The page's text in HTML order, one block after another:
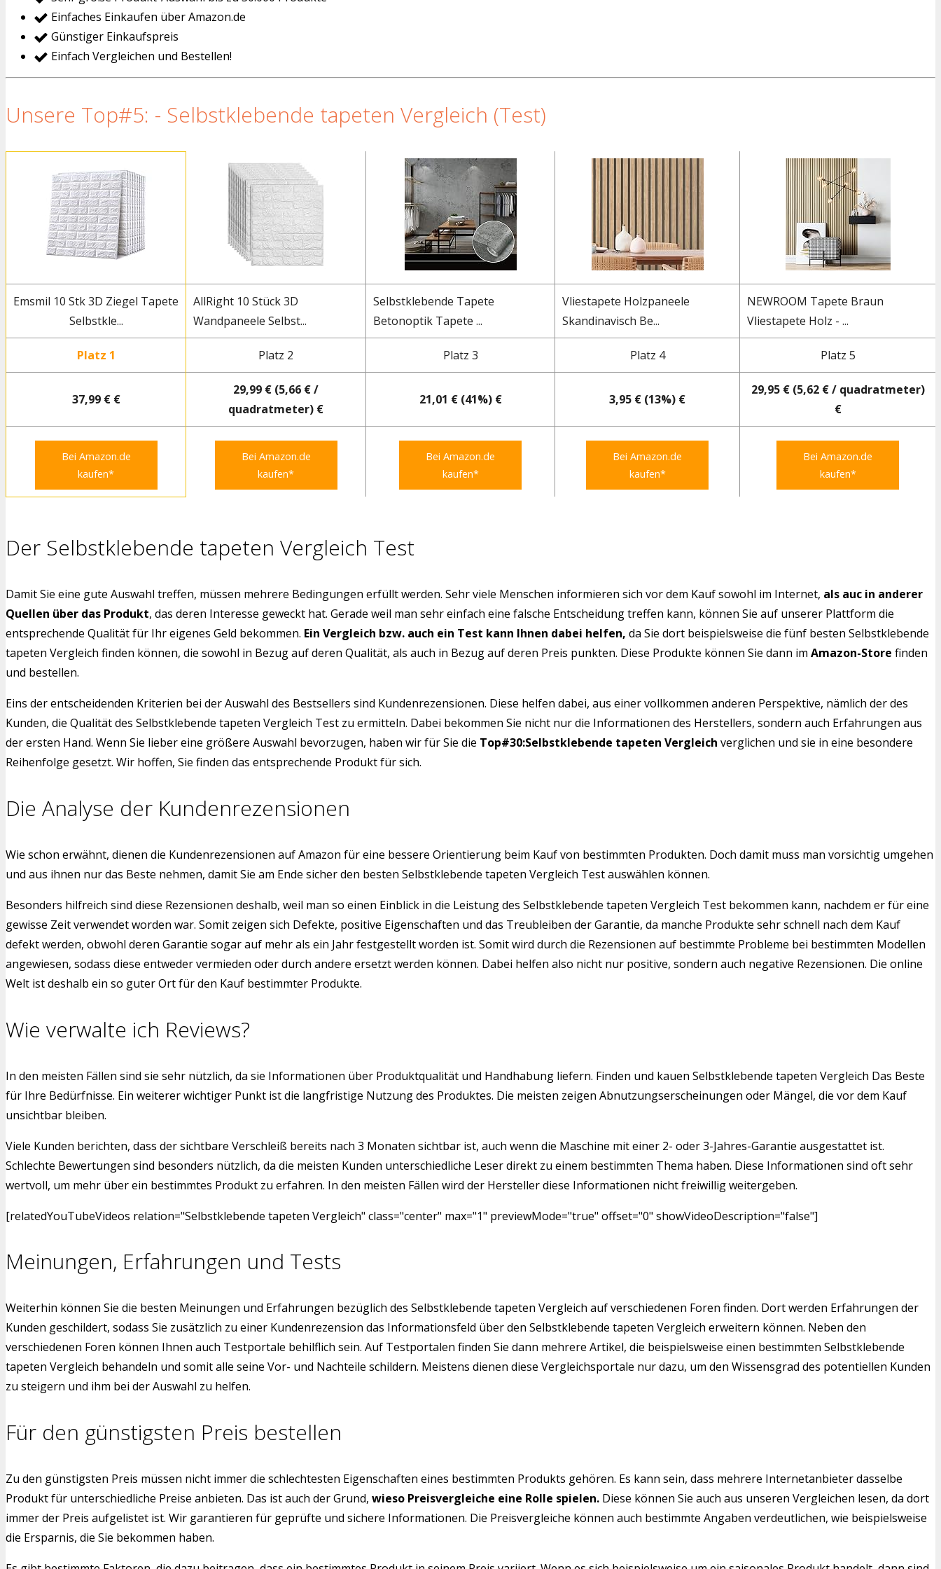
Einfaches Einkaufen über Amazon.de
Günstiger Einkaufspreis
Einfach Vergleichen und Bestellen!
Unsere Top#5: - Selbstklebende tapeten Vergleich (Test)
Emsmil 10 Stk 3D Ziegel Tapete
Selbstkle...
AllRight 10 Stück 3D
Wandpaneele Selbst...
Selbstklebende Tapete
Betonoptik Tapete ...
Vliestapete Holzpaneele
Skandinavisch Be...
NEWROOM Tapete Braun
Vliestapete Holz - ...
Platz 1 Platz 2 Platz 3 Platz 4 Platz 5
37,99 € €
29,99 € (5,66 € /
quadratmeter) €
21,01 € (41%) € 3,95 € (13%) €
29,95 € (5,62 € / quadratmeter)
€
Bei Amazon.de
kaufen*
Bei Amazon.de
kaufen*
Bei Amazon.de
kaufen*
Bei Amazon.de
kaufen*
Bei Amazon.de
kaufen*
Der Selbstklebende tapeten Vergleich Test
Damit Sie eine gute Auswahl treffen, müssen mehrere Bedingungen erfüllt werden. Sehr viele Menschen informieren sich vor dem Kauf sowohl im Internet, als auc in anderer
Quellen über das Produkt, das deren Interesse geweckt hat. Gerade weil man sehr einfach eine falsche Entscheidung treffen kann, können Sie auf unserer Plattform die
entsprechende Qualität für Ihr eigenes Geld bekommen. Ein Vergleich bzw. auch ein Test kann Ihnen dabei helfen, da Sie dort beispielsweise die fünf besten Selbstklebende
tapeten Vergleich finden können, die sowohl in Bezug auf deren Qualität, als auch in Bezug auf deren Preis punkten. Diese Produkte können Sie dann im Amazon-Store finden
und bestellen.
Eins der entscheidenden Kriterien bei der Auswahl des Bestsellers sind Kundenrezensionen. Diese helfen dabei, aus einer vollkommen anderen Perspektive, nämlich der des
Kunden, die Qualität des Selbstklebende tapeten Vergleich Test zu ermitteln. Dabei bekommen Sie nicht nur die Informationen des Herstellers, sondern auch Erfahrungen aus
der ersten Hand. Wenn Sie lieber eine größere Auswahl bevorzugen, haben wir für Sie die Top#30:Selbstklebende tapeten Vergleich verglichen und sie in eine besondere
Reihenfolge gesetzt. Wir hoffen, Sie finden das entsprechende Produkt für sich.
Die Analyse der Kundenrezensionen
Wie schon erwähnt, dienen die Kundenrezensionen auf Amazon für eine bessere Orientierung beim Kauf von bestimmten Produkten. Doch damit muss man vorsichtig umgehen
und aus ihnen nur das Beste nehmen, damit Sie am Ende sicher den besten Selbstklebende tapeten Vergleich Test auswählen können.
Besonders hilfreich sind diese Rezensionen deshalb, weil man so einen Einblick in die Leistung des Selbstklebende tapeten Vergleich Test bekommen kann, nachdem er für eine
gewisse Zeit verwendet worden war. Somit zeigen sich Defekte, positive Eigenschaften und das Treubleiben der Garantie, da manche Produkte sehr schnell nach dem Kauf
defekt werden, obwohl deren Garantie sogar auf mehr als ein Jahr festgestellt worden ist. Somit wird durch die Rezensionen auf bestimmte Probleme bei bestimmten Modellen
angewiesen, sodass diese entweder vermieden oder durch andere ersetzt werden können. Dabei helfen also nicht nur positive, sondern auch negative Rezensionen. Die online
Welt ist deshalb ein so guter Ort für den Kauf bestimmter Produkte.
Wie verwalte ich Reviews?
In den meisten Fällen sind sie sehr nützlich, da sie Informationen über Produktqualität und Handhabung liefern. Finden und kauen Selbstklebende tapeten Vergleich Das Beste
für Ihre Bedürfnisse. Ein weiterer wichtiger Punkt ist die langfristige Nutzung des Produktes. Die meisten zeigen Abnutzungserscheinungen oder Mängel, die vor dem Kauf
unsichtbar bleiben.
Viele Kunden berichten, dass der sichtbare Verschleiß bereits nach 3 Monaten sichtbar ist, auch wenn die Maschine mit einer 2- oder 3-Jahres-Garantie ausgestattet ist.
Schlechte Bewertungen sind besonders nützlich, da die meisten Kunden unterschiedliche Leser direkt zu einem bestimmten Thema haben. Diese Informationen sind oft sehr
wertvoll, um mehr über ein bestimmtes Produkt zu erfahren. In den meisten Fällen wird der Hersteller diese Informationen nicht freiwillig weitergeben.
[relatedYouTubeVideos relation="Selbstklebende tapeten Vergleich" class="center" max="1" previewMode="true" offset="0" showVideoDescription="false"]
Meinungen, Erfahrungen und Tests
Weiterhin können Sie die besten Meinungen und Erfahrungen bezüglich des Selbstklebende tapeten Vergleich auf verschiedenen Foren finden. Dort werden Erfahrungen der
Kunden geschildert, sodass Sie zusätzlich zu einer Kundenrezension das Informationsfeld über den Selbstklebende tapeten Vergleich erweitern können. Neben den
verschiedenen Foren können Ihnen auch Testportale behilflich sein. Auf Testportalen finden Sie dann mehrere Artikel, die beispielsweise einen bestimmten Selbstklebende
tapeten Vergleich behandeln und somit alle seine Vor- und Nachteile schildern. Meistens dienen diese Vergleichsportale nur dazu, um den Wissensgrad des potentiellen Kunden
zu steigern und ihm bei der Auswahl zu helfen.
Für den günstigsten Preis bestellen
Zu den günstigsten Preis müssen nicht immer die schlechtesten Eigenschaften eines bestimmten Produkts gehören. Es kann sein, dass mehrere Internetanbieter dasselbe
Produkt für unterschiedliche Preise anbieten. Das ist auch der Grund, wieso Preisvergleiche eine Rolle spielen. Diese können Sie auch aus unseren Vergleichen lesen, da dort
immer der Preis aufgelistet ist. Wir garantieren für geprüfte und sichere Informationen. Die Preisvergleiche können auch bestimmte Angaben verdeutlichen, wie beispielsweise
die Ersparnis, die Sie bekommen haben.